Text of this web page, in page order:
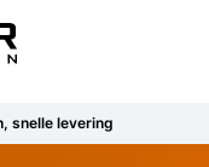
snelle levering